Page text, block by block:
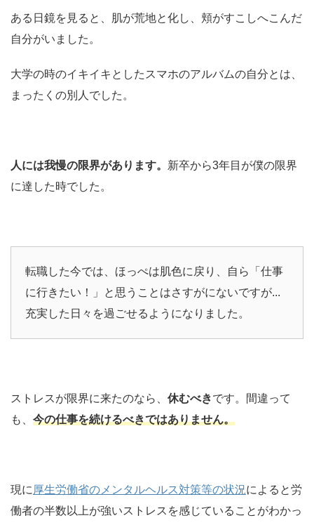
ある日鏡を見ると、肌が荒地と化し、頬がすこしへこんだ
自分がいました。
大学の時のイキイキとしたスマホのアルバムの自分とは、
まったくの別人でした。
人には我慢の限界があります。 新卒から3年目が僕の限界
に達した時でした。
転職した今では、ほっぺは肌色に戻り、自ら「仕事
に行きたい！」と思うことはさすがにないですが...
充実した日々を過ごせるようになりました。
ストレスが限界に来たのなら、 休むべきです。間違って
も、 今の仕事を続けるべきではありません。
現に 厚生労働省のメンタルヘルス対策等の状況によると労
働者の半数以上が強いストレスを感じていることがわかっ